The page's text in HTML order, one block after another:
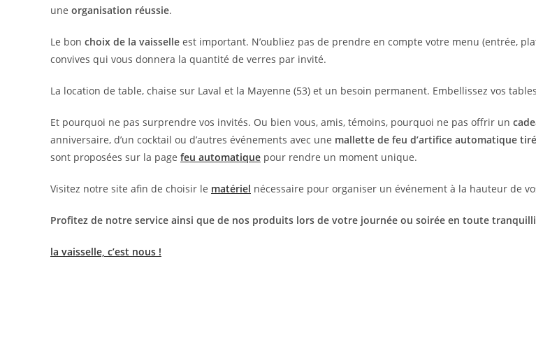
une organisation réussie.
Le bon choix de la vaisselle est important. N’oubliez pas de prendre en compte votre menu (entrée,
convives qui vous donnera la quantité de verres par invité.
La location de table, chaise sur Laval et la Mayenne (53) et un besoin permanent. Embellissez vos
Et pourquoi ne pas surprendre vos invités. Ou bien vous, amis, témoins, pourquoi ne pas offrir un
anniversaire, d’un cocktail ou d’autres événements avec une mallette de feu d’artifice automatique tiré
sont proposées sur la page feu automatique pour rendre un moment unique.
Visitez notre site afin de choisir le matériel nécessaire pour organiser un événement à la hauteur de
Profitez de notre service ainsi que de nos produits lors de votre journée ou soirée en toute
la vaisselle, c’est nous !